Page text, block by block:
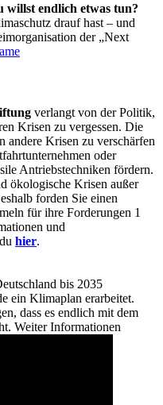
willst endlich etwas tun?
drauf hast – und
der „Next
verlangt von der Politik,
Krisen zu vergessen. Die
andere Krisen zu verschärfen
oder
Antriebstechniken fördern.
ökologische Krisen außer
forden Sie einen
für ihre Forderungen 1
und
hier.
bis 2035
ein Klimaplan erarbeitet.
dass es endlich mit dem
Weiter Informationen